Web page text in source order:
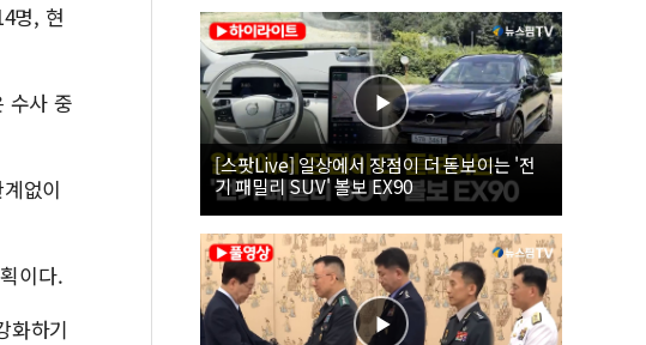
명, 현
수사 중
없이
이다.
화하기
[스팟Live] 일상에서 장점이 더 돋보이는 '전
기 패밀리 SUV' 볼보 EX90